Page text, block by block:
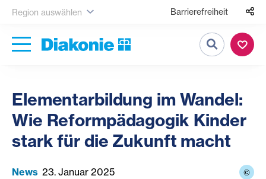
Region auswählen Barrierefreiheit
Suche
Elementarbildung im Wandel:
Wie Reformpädagogik Kinder
stark für die Zukunft macht
News 23. Januar 2025 ©